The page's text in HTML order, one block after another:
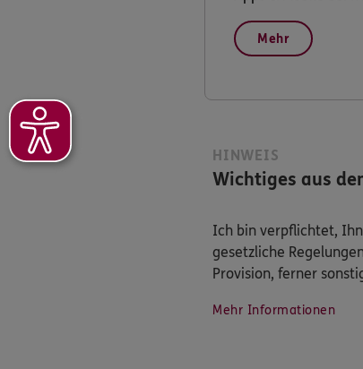
Mehr
HINWEIS
Wichtiges aus
Ich bin verpflichtet,
gesetzliche
Provision, ferner
Mehr Informationen